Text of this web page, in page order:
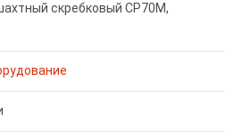
скребковый СР70М,